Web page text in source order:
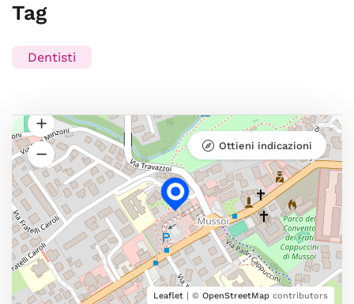
Tag
Dentisti
Leaflet | © OpenStreetMap contributors
Ottieni indicazioni